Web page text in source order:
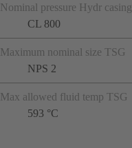
Nominal pressure Hydr casing
CL 800
Maximum nominal size TSG
NPS 2
Max allowed fluid temp TSG
593 °C